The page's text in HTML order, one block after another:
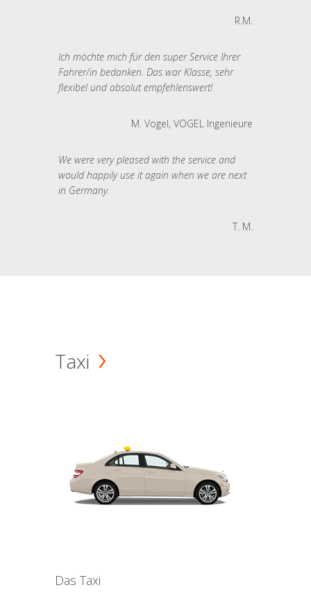
R.M.
Ich möchte mich für den super Service Ihrer
Fahrer/in bedanken. Das war Klasse, sehr
flexibel und absolut empfehlenswert!
M. Vogel, VOGEL Ingenieure
We were very pleased with the service and
would happily use it again when we are next
in Germany.
T. M.
Taxi
Das Taxi